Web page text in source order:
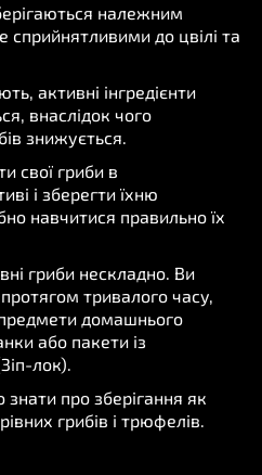
належним
до цвілі та
активні інгредієнти
внаслідок чого
знижується.
свої гриби в
і зберегти їхню
навчитися правильно їх
гриби нескладно. Ви
тривалого часу,
домашнього
або пакети із
лок).
про зберігання як
грибів і трюфелів.